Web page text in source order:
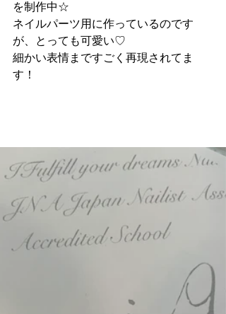
を制作中☆
ネイルパーツ用に作っているのです
が、とっても可愛い♡
細かい表情まですごく再現されてま
す！